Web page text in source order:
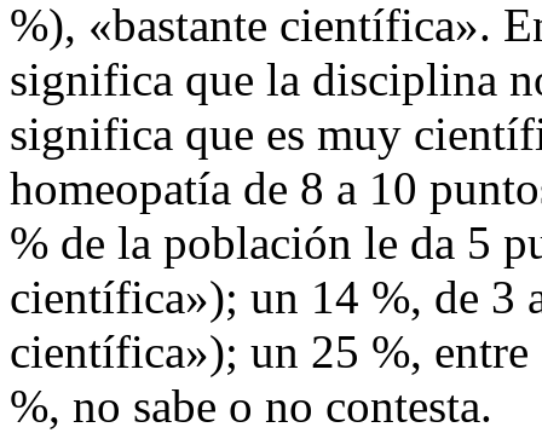
%), «bastante científica».
significa que la disciplina
significa que es muy
homeopatía de 8 a 10
% de la población le da 5
científica»); un 14 %, de 3
científica»); un 25 %,
%, no sabe o no contesta.